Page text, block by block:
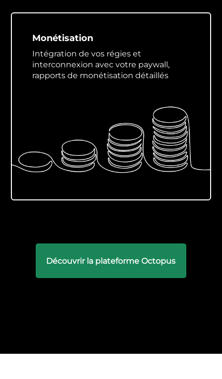
Monétisation
Intégration de vos régies et
interconnexion avec votre paywall,
rapports de monétisation détaillés
Découvrir la plateforme Octopus